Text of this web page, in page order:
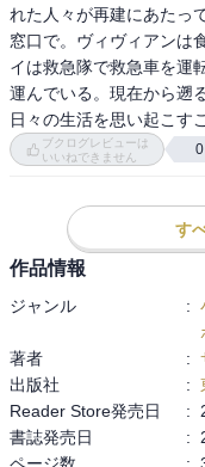
れた人々が再建にあたっ
窓口で。ヴィヴィアンは
イは救急隊で救急車を運
運んでいる。現在から遡
日々の生活を思い起こす
ブクログレビューは
いいねできません
0
す
作品情報
ジャンル :
著者
:
出版社
:
Reader Store発売日
:
書誌発売日
: